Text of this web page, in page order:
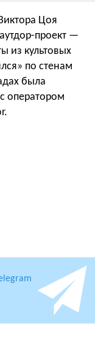
Цоя
аутдор-проект —
из культовых
по стенам
была
оператором